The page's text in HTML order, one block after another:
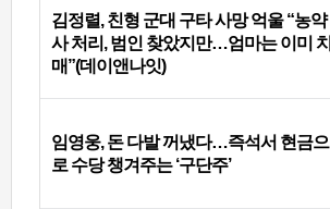
김정렬, 친형 군대 구타 사망 억울 “농약
사 처리, 범인 찾았지만…엄마는 이미 치
매”(데이앤나잇)
임영웅, 돈 다발 꺼냈다…즉석서 현금으
로 수당 챙겨주는 ‘구단주’